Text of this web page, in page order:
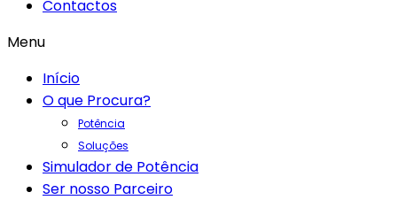
Contactos
Menu
Início
O que Procura?
Potência
Soluções
Simulador de Potência
Ser nosso Parceiro